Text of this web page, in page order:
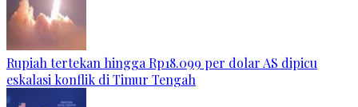
Rupiah tertekan hingga Rp18.099 per dolar AS dipicu
eskalasi konflik di Timur Tengah